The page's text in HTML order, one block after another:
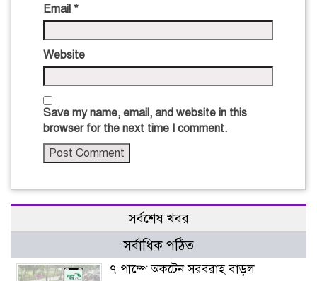
Email *
Website
Save my name, email, and website in this
browser for the next time I comment.
সর্বশেষ খবর
সর্বাধিক পঠিত
৭ পাম্পে অকটেন সরবরাহ বাড়ল